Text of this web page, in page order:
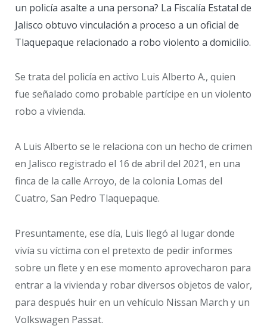
un policía asalte a una persona? La Fiscalía Estatal de
Jalisco obtuvo vinculación a proceso a un oficial de
Tlaquepaque relacionado a robo violento a domicilio.
Se trata del policía en activo Luis Alberto A., quien
fue señalado como probable partícipe en un violento
robo a vivienda.
A Luis Alberto se le relaciona con un hecho de crimen
en Jalisco registrado el 16 de abril del 2021, en una
finca de la calle Arroyo, de la colonia Lomas del
Cuatro, San Pedro Tlaquepaque.
Presuntamente, ese día, Luis llegó al lugar donde
vivía su víctima con el pretexto de pedir informes
sobre un flete y en ese momento aprovecharon para
entrar a la vivienda y robar diversos objetos de valor,
para después huir en un vehículo Nissan March y un
Volkswagen Passat.